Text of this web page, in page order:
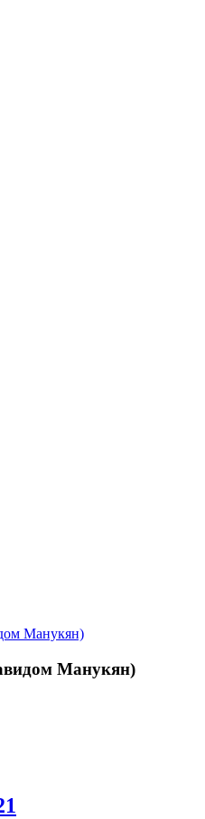
Манукян)